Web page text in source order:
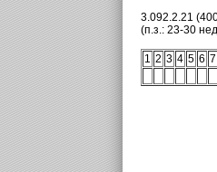
3.092.2.21
(п.з.: 23-30
1 2 3 4 5 6 7